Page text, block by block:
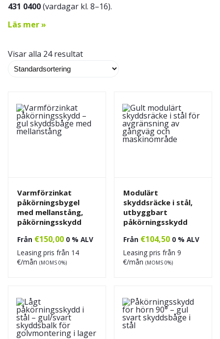
431 0400(vardagar kl. 8–16).
Läs mer »
Visar alla 24 resultat
Varmförzinkat
påkörningsbygel
med mellanstång,
påkörningsskydd
Från €150,00 0 % ALV
Leasing pris från 14
€/mån (MOMS 0%)
Modulärt
skyddsräcke i stål,
utbyggbart
påkörningsskydd
Från €104,50 0 % ALV
Leasing pris från 9
€/mån (MOMS 0%)